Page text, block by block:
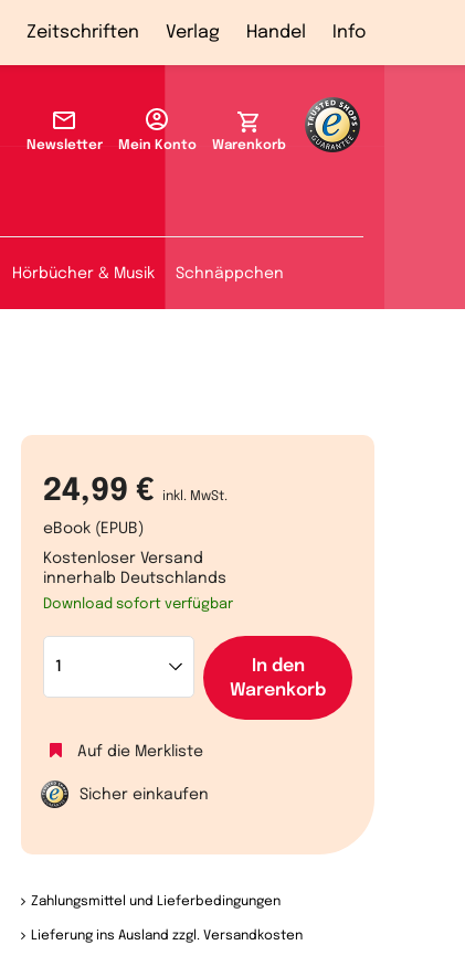
Zeitschriften Verlag Handel Info
Newsletter Mein Konto Warenkorb
Hörbücher & Musik Schnäppchen
24,99 € inkl. MwSt.
eBook (EPUB)
Kostenloser Versand
innerhalb Deutschlands
Download sofort verfügbar
In den
Warenkorb
Auf die Merkliste
Sicher einkaufen
Zahlungsmittel und Lieferbedingungen
Lieferung ins Ausland zzgl. Versandkosten